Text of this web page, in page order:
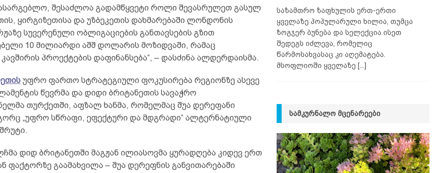
შესაძლოა გადამწყვეტი როლი შევასრულეთ გასულ
ყირგიზეთისა და უზბეკეთის დახმარებაში ლონდონის
სუვერენული ობლიგაციების განთავსების გზით
10 მილიარდი აშშ დოლარის მოზიდვაში, რამაც
პროექტების დაფინანსება“, – დასძინა ალდერდაისმა.
უფრო ფართო სტრატეგიული ფოკუსირება რეგიონზე ასევე
წევრმა და დიდი ბრიტანეთის სავაჭრო
თურქეთში, აფზალ ხანმა, რომელმაც შუა დერეფანი
„უფრო სწრაფი, ეფექტური და მდგრადი“ ალტერნატიული
დიდ ბრიტანეთში მაგჟან ილიასოვმა ყურადღება კიდევ ერთ
ფაქტორზე გაამახვილა – შუა დერეფნის განვითარებაში
საზამთრო ზაფხულის ერთ-ერთი
ყველაზე პოპულარული ხილია, თუმცა
ზოგჯერ ბუნება და სელექცია ისეთ
შედეგს იძლევა, რომელიც
წარმოსახვასაც კი აღემატება.
მსოფლიოში ყველაზე [...]
ᲡᲐᲛᲙᲣᲠᲜᲐᲚᲝ ᲛᲪᲔᲜᲐᲠᲔᲔᲑᲘ